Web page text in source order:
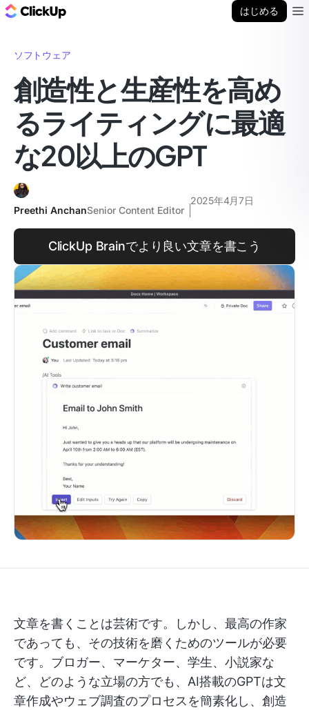
はじめる
ソフトウェア
創造性と生産性を高め
るライティングに最適
な20以上のGPT
Preethi AnchanSenior Content Editor
2025年4月7日
ClickUp Brainでより良い文章を書こう
文章を書くことは芸術です。しかし、最高の作家
であっても、その技術を磨くためのツールが必要
です。ブロガー、マーケター、学生、小説家な
ど、どのような立場の方でも、AI搭載のGPTは文
章作成やウェブ調査のプロセスを簡素化し、創造